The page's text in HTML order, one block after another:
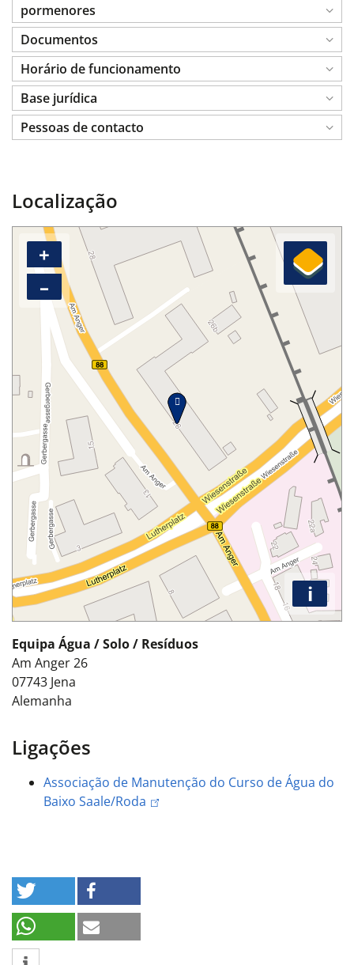
pormenores
Documentos
Horário de funcionamento
Base jurídica
Pessoas de contacto
Localização
+
–
i
Equipa Água / Solo / Resíduos
Am Anger 26
07743 Jena
Alemanha
Ligações
Associação de Manutenção do Curso de Água do
Baixo Saale/Roda